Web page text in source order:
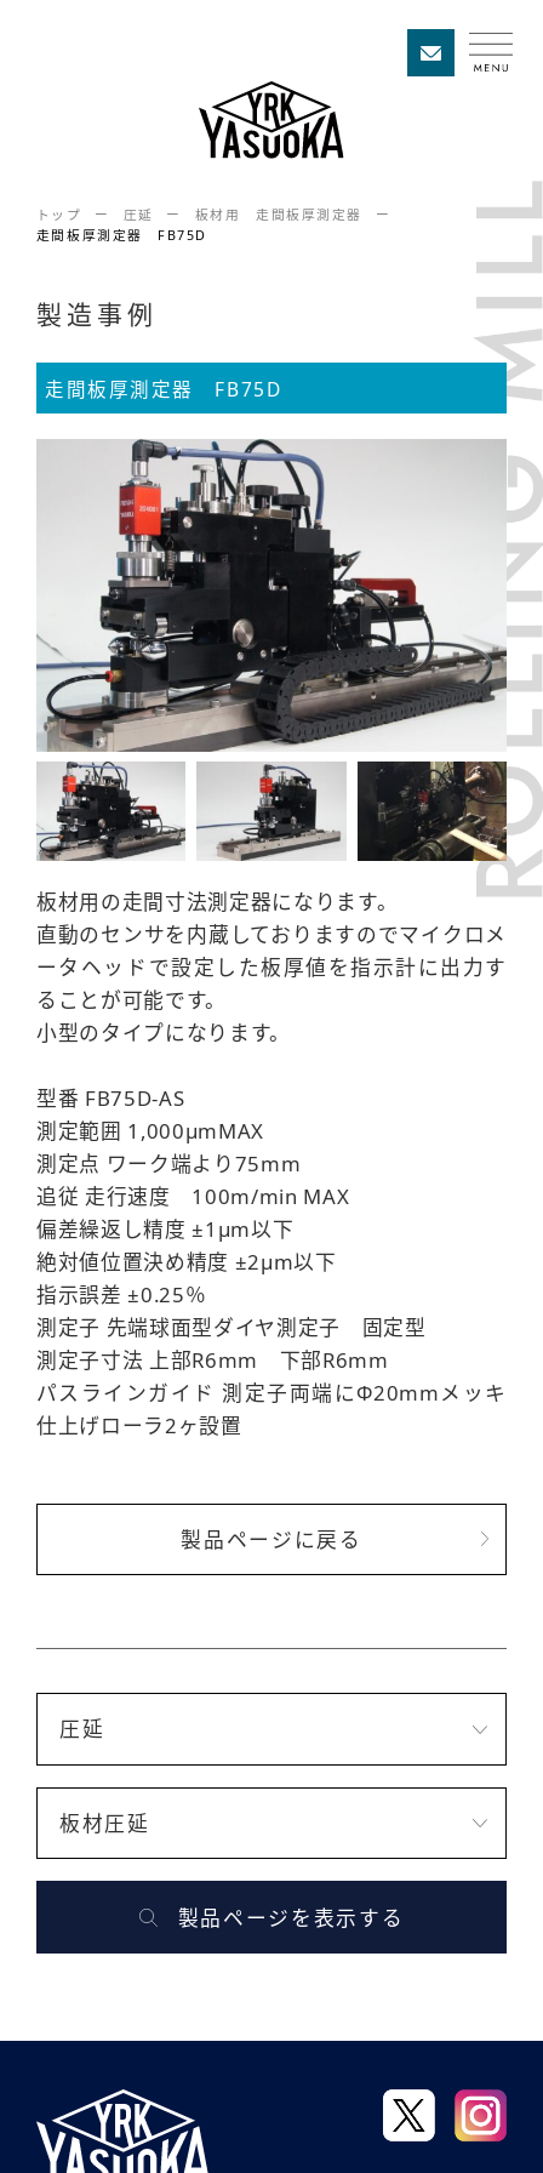
トップ 圧延
板材用 走間板厚測定器
走間板厚測定器 FB75D
製造事例
走間板厚測定器 FB75D
板材用の走間寸法測定器になります。
直動のセンサを内蔵しておりますのでマイクロメ
ータヘッドで設定した板厚値を指示計に出力す
ることが可能です。
小型のタイプになります。
型番 FB75D-AS
測定範囲 1,000μmMAX
測定点 ワーク端より75mm
追従 走行速度 100m/min MAX
偏差繰返し精度 ±1μm以下
絶対値位置決め精度 ±2μm以下
指示誤差 ±0.25％
測定子 先端球面型ダイヤ測定子 固定型
測定子寸法 上部R6mm 下部R6mm
パスラインガイド 測定子両端にΦ20mmメッキ
仕上げローラ2ヶ設置
製品ページに戻る
圧延
板材圧延
製品ページを表示する